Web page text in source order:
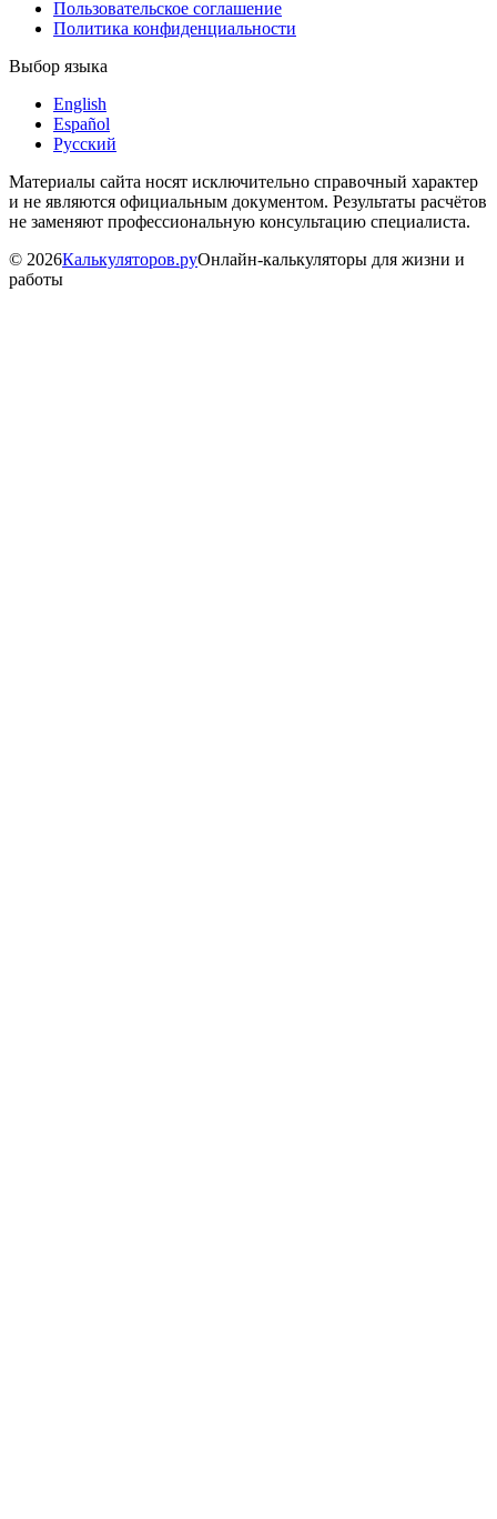
Пользовательское соглашение
Политика конфиденциальности
Выбор языка
English
Español
Русский
Материалы сайта носят исключительно справочный характер
и не являются официальным документом. Результаты расчётов
не заменяют профессиональную консультацию специалиста.
© 2026Калькуляторов.руОнлайн-калькуляторы для жизни и
работы